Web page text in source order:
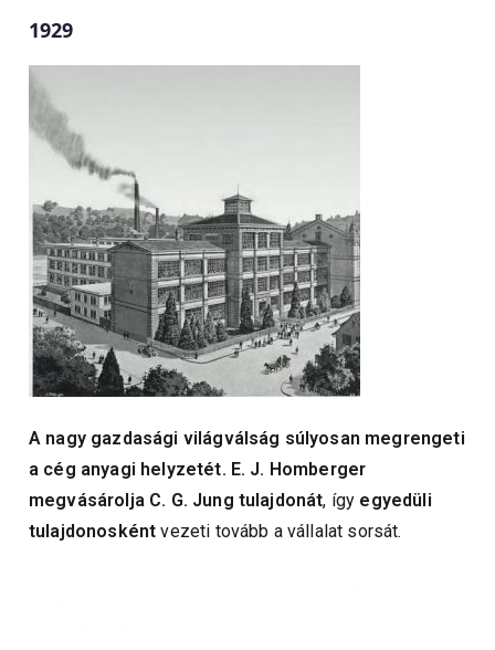
1929
A nagy gazdasági világválság súlyosan megrengeti
a cég anyagi helyzetét. E. J. Homberger
megvásárolja C. G. Jung tulajdonát, így egyedüli
tulajdonosként vezeti tovább a vállalat sorsát.